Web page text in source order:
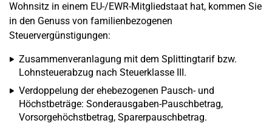
Wohnsitz in einem EU-/EWR-Mitgliedstaat hat, kommen Sie
in den Genuss von familienbezogenen
Steuervergünstigungen:
Zusammenveranlagung mit dem Splittingtarif bzw.
Lohnsteuerabzug nach Steuerklasse III.
Verdoppelung der ehebezogenen Pausch- und
Höchstbeträge: Sonderausgaben-Pauschbetrag,
Vorsorgehöchstbetrag, Sparerpauschbetrag.